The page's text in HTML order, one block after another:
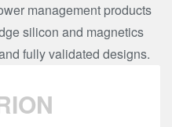
management products
silicon and magnetics
fully validated designs.